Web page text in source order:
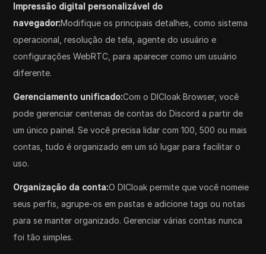
Impressão digital personalizável do
navegador:Modifique os principais detalhes, como sistema
operacional, resolução de tela, agente do usuário e
configurações WebRTC, para aparecer como um usuário
diferente.
Gerenciamento unificado:Com o DICloak Browser, você
pode gerenciar centenas de contas do Discord a partir de
um único painel. Se você precisa lidar com 100, 500 ou mais
contas, tudo é organizado em um só lugar para facilitar o
uso.
Organização da conta:O DICloak permite que você nomeie
seus perfis, agrupe-os em pastas e adicione tags ou notas
para se manter organizado. Gerenciar várias contas nunca
foi tão simples.